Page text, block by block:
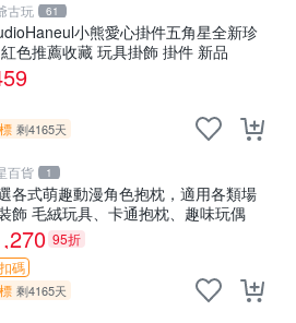
古玩 61
小熊愛心掛件五角星全新珍
色推薦收藏 玩具掛飾 掛件 新品
剩4165天
百貨 1
各式萌趣動漫角色抱枕，適用各類場
飾 毛絨玩具、卡通抱枕、趣味玩偶
95折
碼
剩4165天